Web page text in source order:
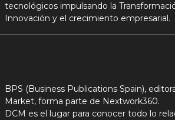
tecnológicos impulsando la
Innovación y el crecimiento empresarial.
BPS (Business Publications Spain),
Market, forma parte de Nextwork360.
DCM es el lugar para conocer todo lo